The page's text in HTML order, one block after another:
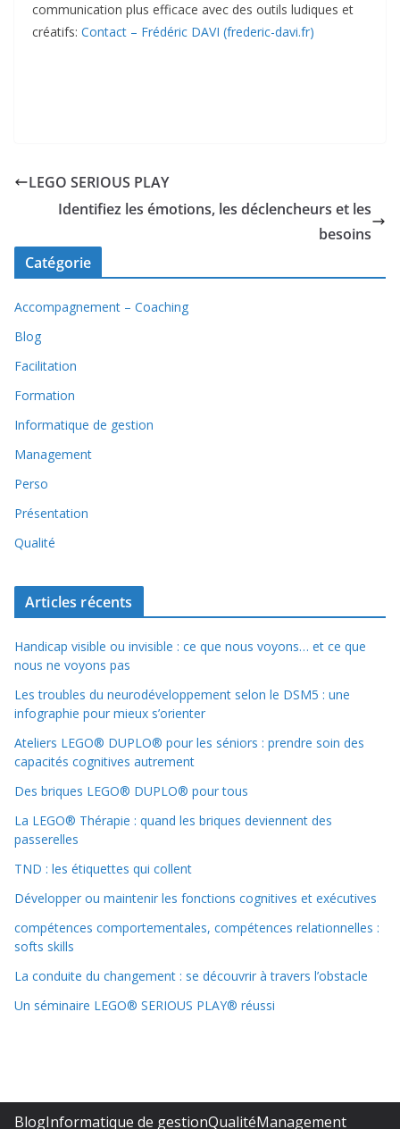
communication plus efficace avec des outils ludiques et
créatifs: Contact – Frédéric DAVI (frederic-davi.fr)
LEGO SERIOUS PLAY
Identifiez les émotions, les déclencheurs et les
besoins
Catégorie
Accompagnement – Coaching
Blog
Facilitation
Formation
Informatique de gestion
Management
Perso
Présentation
Qualité
Articles récents
Handicap visible ou invisible : ce que nous voyons… et ce que
nous ne voyons pas
Les troubles du neurodéveloppement selon le DSM5 : une
infographie pour mieux s’orienter
Ateliers LEGO® DUPLO® pour les séniors : prendre soin des
capacités cognitives autrement
Des briques LEGO® DUPLO® pour tous
La LEGO® Thérapie : quand les briques deviennent des
passerelles
TND : les étiquettes qui collent
Développer ou maintenir les fonctions cognitives et exécutives
compétences comportementales, compétences relationnelles :
softs skills
La conduite du changement : se découvrir à travers l’obstacle
Un séminaire LEGO® SERIOUS PLAY® réussi
BlogInformatique de gestionQualitéManagement